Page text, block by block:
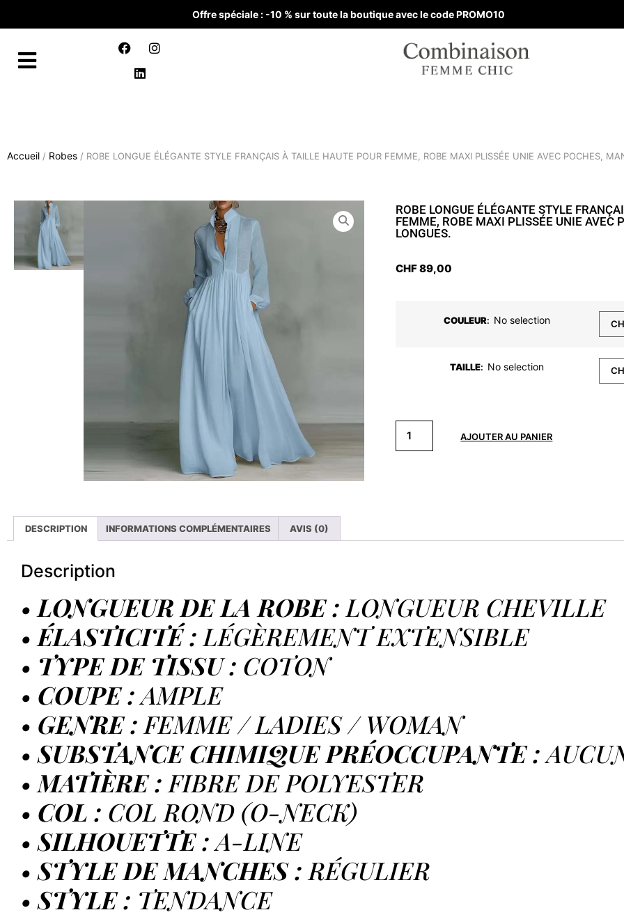
Offre spéciale : -10 % sur toute la boutique avec le code PROMO10
Accueil / Robes / ROBE LONGUE ÉLÉGANTE STYLE FRANÇAIS À TAILLE HAUTE POUR FEMME, ROBE MAXI PLISSÉE UNIE AVEC POCHES,
ROBE LONGUE ÉLÉGANTE STYLE
FEMME, ROBE MAXI PLISSÉE UNIE AVEC
LONGUES.
CHF89,00
COULEUR: No selection
TAILLE: No selection
AJOUTER AU PANIER
DESCRIPTION INFORMATIONS COMPLÉMENTAIRES AVIS (0)
Description
• LONGUEUR DE LA ROBE : LONGUEUR CHEVILLE
• ÉLASTICITÉ : LÉGÈREMENT EXTENSIBLE
• TYPE DE TISSU : COTON
• COUPE :AMPLE
• GENRE : FEMME / LADIES / WOMAN
•SUBSTANCE CHIMIQUE PRÉOCCUPANTE :
• MATIÈRE : FIBRE DE POLYESTER
• COL : COL ROND (O-NECK)
•SILHOUETTE :A-LINE
•STYLE DE MANCHES : RÉGULIER
•STYLE : TENDANCE